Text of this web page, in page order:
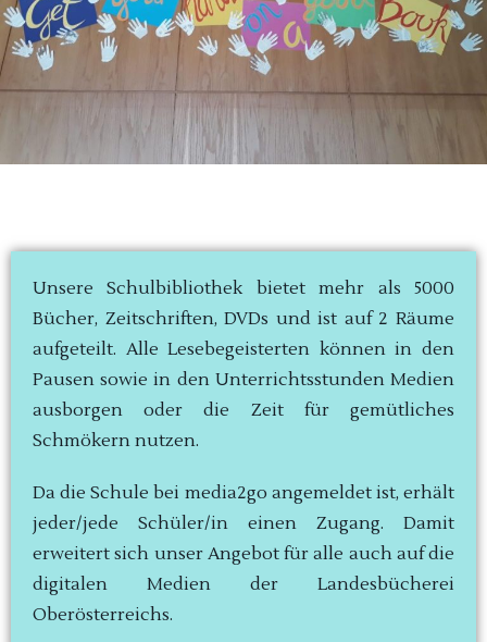
Unsere Schulbibliothek bietet mehr als 5000
Bücher, Zeitschriften, DVDs und ist auf 2 Räume
aufgeteilt. Alle Lesebegeisterten können in den
Pausen sowie in den Unterrichtsstunden Medien
ausborgen oder die Zeit für gemütliches
Schmökern nutzen.
Da die Schule bei media2go angemeldet ist, erhält
jeder/jede Schüler/in einen Zugang. Damit
erweitert sich unser Angebot für alle auch auf die
digitalen Medien der Landesbücherei
Oberösterreichs.